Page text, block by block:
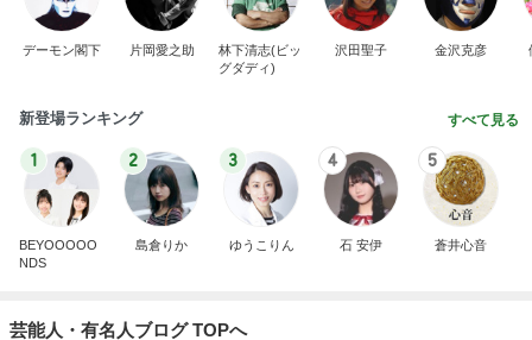
デーモン閣下 片岡愛之助
林下清志(ビッ
グダディ)
沢田聖子 金沢克彦
新登場ランキング すべて見る
1
BEYOOOOO
NDS
2
島倉りか
3
ゆうこりん
4
石 安伊
5
蒼井心音
芸能人・有名人ブログ TOPへ